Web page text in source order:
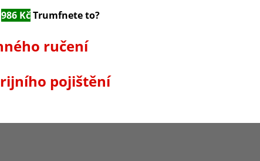
986 KčTrumfnete to?
ručení
pojištění